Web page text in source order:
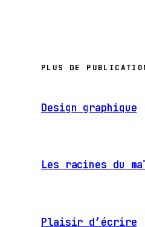
PLUS DE
Design graphique
Les racines du
Plaisir d’écrire